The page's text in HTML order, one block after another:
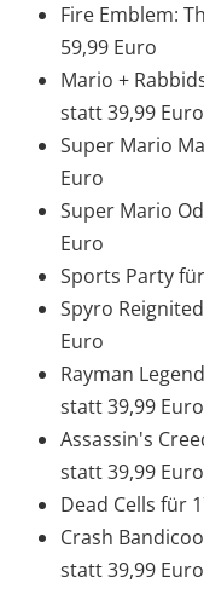
Fire Emblem:
59,99 Euro
Mario +
statt 39,99 Euro
Super Mario
Euro
Super Mario
Euro
Sports Party
Spyro
Euro
Rayman
statt 39,99 Euro
Assassin's
statt 39,99 Euro
Dead Cells für
Crash
statt 39,99 Euro